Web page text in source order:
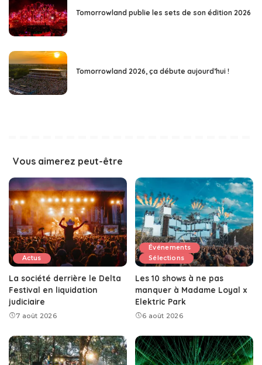
Tomorrowland publie les sets de son édition 2026
Tomorrowland 2026, ça débute aujourd’hui !
Vous aimerez peut-être
Actus
La société derrière le Delta
Festival en liquidation
judiciaire
7 août 2026
Événements
Sélections
Les 10 shows à ne pas
manquer à Madame Loyal x
Elektric Park
6 août 2026